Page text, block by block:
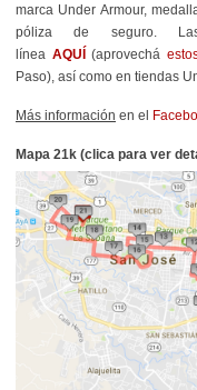
marca Under Armour,
póliza de seguro.
línea AQUÍ (aprovechá
Paso), así como en tiendas
Más información en el
Mapa 21k (clica para ver